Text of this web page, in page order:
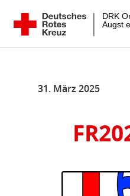
Zum
Inhalt
springen
DRK Ortsverein Augst e.V.
31. März 2025